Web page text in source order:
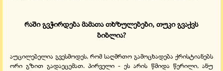
რაში გვჭირდება მამათა თხზულებები, თუკი გვაქვს
ბიბლია?
აუცილებელია გვესმოდეს, რომ საღმრთო გამოცხადება ქრისტიანებს
ორი გზით გადაეცემათ. პირველი - ეს არის წმიდა წერილი, ანუ